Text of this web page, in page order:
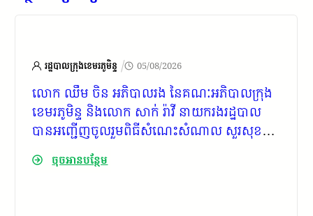
រដ្ឋបាលក្រុងខេមរភូមិន្ទ / 05/08/2026
លោក ឈឹម ចិន អភិបាលរង នៃគណៈអភិបាលក្រុង
ខេមរភូមិន្ទ និងលោក សាក់ រ៉ាវី នាយករងរដ្ឋបាល
បានអញ្ជើញចូលរួមពិធីសំណេះសំណាល សួរសុខទុក្ខ
និងផ្សព្វផ្សាយព័ត៌មានស្តីពីការវាស់វែងដីធ្លីមាន
លក្ខណៈជាប្រព័ន្ធ លើកទី២
ចុចអានបន្ថែម